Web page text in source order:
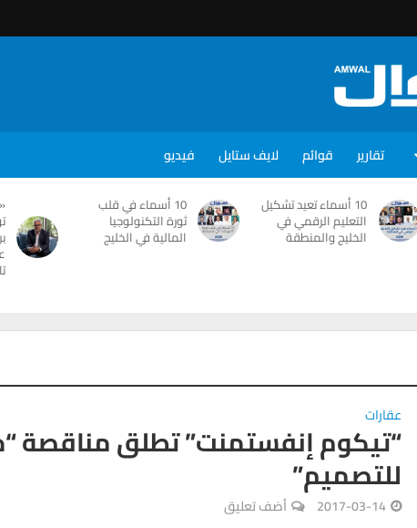
تقارير قوائم لايف ستايل فيديو
10 أسماء تعيد تشكيل
التعليم الرقمي في
الخليج والمنطقة
10 أسماء في قلب
ثورة التكنولوجيا
المالية في الخليج
عقارات
“تيكوم إنفستمنت” تطلق مناقصة
للتصميم”
2017-03-14 أضف تعليق